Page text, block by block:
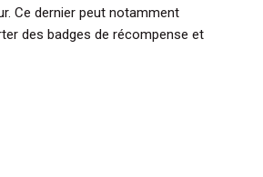
Ce dernier peut notamment
des badges de récompense et